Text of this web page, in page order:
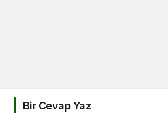
Bir Cevap Yaz